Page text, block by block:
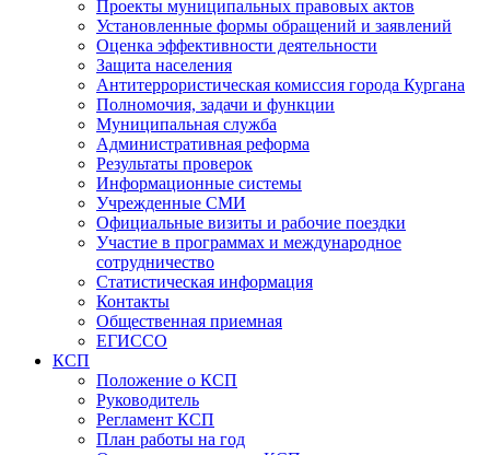
Проекты муниципальных правовых актов
Установленные формы обращений и заявлений
Оценка эффективности деятельности
Защита населения
Антитеррористическая комиссия города Кургана
Полномочия, задачи и функции
Муниципальная служба
Административная реформа
Результаты проверок
Информационные системы
Учрежденные СМИ
Официальные визиты и рабочие поездки
Участие в программах и международное
сотрудничество
Статистическая информация
Контакты
Общественная приемная
ЕГИССО
КСП
Положение о КСП
Руководитель
Регламент КСП
План работы на год